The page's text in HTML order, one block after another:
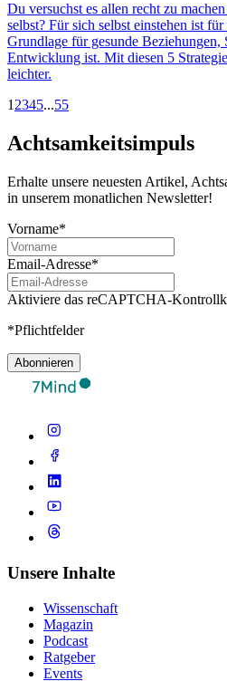
Du versuchst es allen recht zu
selbst? Für sich selbst einstehen ist
Grundlage für gesunde Beziehungen,
Entwicklung ist. Mit diesen 5
leichter.
1 2345...55
Achtsamkeitsimpuls
Erhalte unsere neuesten Artikel,
in unserem monatlichen Newsletter!
Vorname*
Email-Adresse*
Aktiviere das reCAPTCHA-
*Pflichtfelder
Abonnieren
Unsere Inhalte
Wissenschaft
Magazin
Podcast
Ratgeber
Events